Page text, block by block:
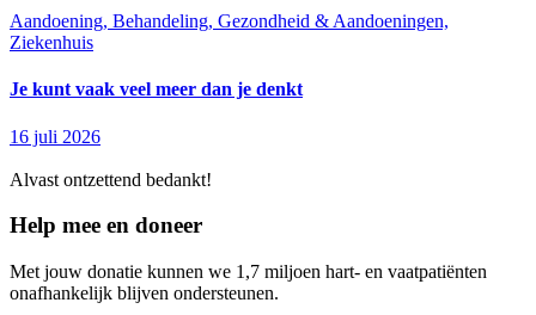
Aandoening, Behandeling, Gezondheid & Aandoeningen,
Ziekenhuis
Je kunt vaak veel meer dan je denkt
16 juli 2026
Alvast ontzettend bedankt!
Help mee en doneer
Met jouw donatie kunnen we 1,7 miljoen hart- en vaatpatiënten
onafhankelijk blijven ondersteunen.